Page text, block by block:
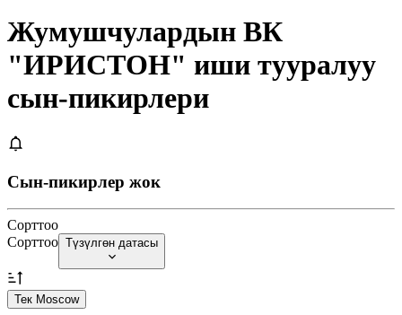
Жумушчулардын ВК
"ИРИСТОН" иши тууралуу
сын-пикирлери
Сын-пикирлер жок
Сорттоо
Сорттоо Түзүлгөн датасы
Тек Moscow